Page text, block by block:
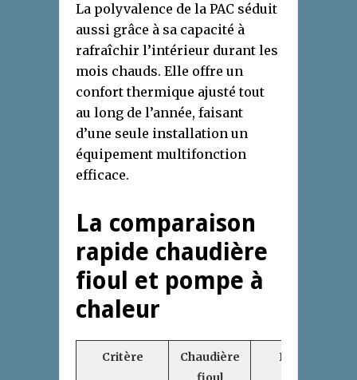
La polyvalence de la PAC séduit
aussi grâce à sa capacité à
rafraîchir l’intérieur durant les
mois chauds. Elle offre un
confort thermique ajusté tout
au long de l’année, faisant
d’une seule installation un
équipement multifonction
efficace.
La comparaison
rapide chaudière
fioul et pompe à
chaleur
Critère
Chaudière
Pompe à